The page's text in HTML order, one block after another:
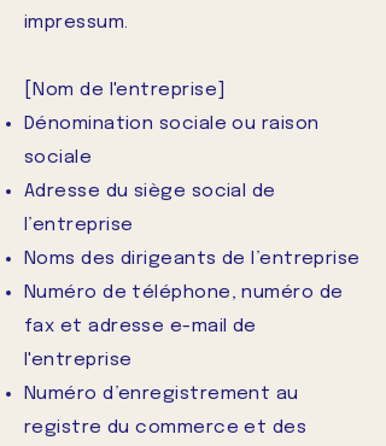
impressum.
[Nom de l'entreprise]
Dénomination sociale ou raison
sociale
Adresse du siège social de
l’entreprise
Noms des dirigeants de l’entreprise
Numéro de téléphone, numéro de
fax et adresse e-mail de
l'entreprise
Numéro d’enregistrement au
registre du commerce et des